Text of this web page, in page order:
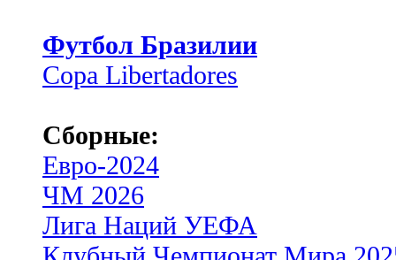
Футбол Бразилии
Copa Libertadores
Сборные:
Евро-2024
ЧМ 2026
Лига Наций УЕФА